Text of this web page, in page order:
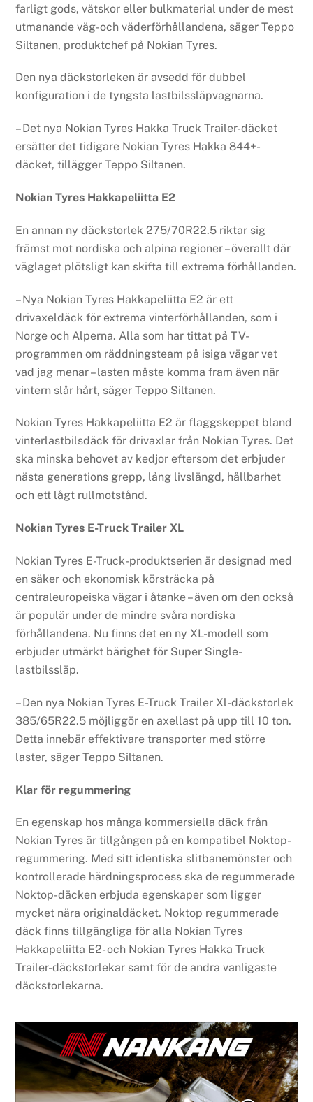
farligt gods, vätskor eller bulkmaterial under de mest
utmanande väg- och väderförhållandena, säger Teppo
Siltanen, produktchef på Nokian Tyres.
Den nya däckstorleken är avsedd för dubbel
konfiguration i de tyngsta lastbilssläpvagnarna.
– Det nya Nokian Tyres Hakka Truck Trailer-däcket
ersätter det tidigare Nokian Tyres Hakka 844+-
däcket, tillägger Teppo Siltanen.
Nokian Tyres Hakkapeliitta E2
En annan ny däckstorlek 275/70R22.5 riktar sig
främst mot nordiska och alpina regioner – överallt där
väglaget plötsligt kan skifta till extrema förhållanden.
– Nya Nokian Tyres Hakkapeliitta E2 är ett
drivaxeldäck för extrema vinterförhållanden, som i
Norge och Alperna. Alla som har tittat på TV-
programmen om räddningsteam på isiga vägar vet
vad jag menar – lasten måste komma fram även när
vintern slår hårt, säger Teppo Siltanen.
Nokian Tyres Hakkapeliitta E2 är flaggskeppet bland
vinterlastbilsdäck för drivaxlar från Nokian Tyres. Det
ska minska behovet av kedjor eftersom det erbjuder
nästa generations grepp, lång livslängd, hållbarhet
och ett lågt rullmotstånd.
Nokian Tyres E-Truck Trailer XL
Nokian Tyres E-Truck-produktserien är designad med
en säker och ekonomisk körsträcka på
centraleuropeiska vägar i åtanke – även om den också
är populär under de mindre svåra nordiska
förhållandena. Nu finns det en ny XL-modell som
erbjuder utmärkt bärighet för Super Single-
lastbilssläp.
– Den nya Nokian Tyres E-Truck Trailer Xl-däckstorlek
385/65R22.5 möjliggör en axellast på upp till 10 ton.
Detta innebär effektivare transporter med större
laster, säger Teppo Siltanen.
Klar för regummering
En egenskap hos många kommersiella däck från
Nokian Tyres är tillgången på en kompatibel Noktop-
regummering. Med sitt identiska slitbanemönster och
kontrollerade härdningsprocess ska de regummerade
Noktop-däcken erbjuda egenskaper som ligger
mycket nära originaldäcket. Noktop regummerade
däck finns tillgängliga för alla Nokian Tyres
Hakkapeliitta E2- och Nokian Tyres Hakka Truck
Trailer-däckstorlekar samt för de andra vanligaste
däckstorlekarna.